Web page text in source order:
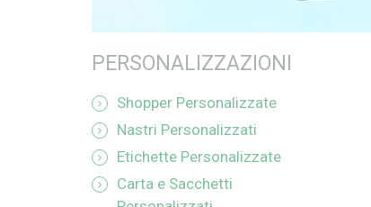
PERSONALIZZAZIONI
Shopper Personalizzate
Nastri Personalizzati
Etichette Personalizzate
Carta e Sacchetti